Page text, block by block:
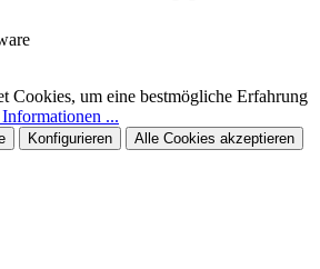
Cookies, um eine bestmögliche Erfahrung
...
Konfigurieren Alle Cookies akzeptieren